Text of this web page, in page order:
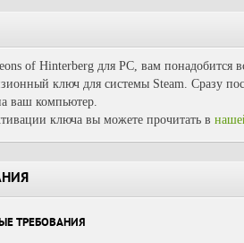
of Hinterberg для PC, вам понадобится
ключ для системы Steam. Сразу
ваш компьютер.
ключа вы можете прочитать в
ТРЕБОВАНИЯ